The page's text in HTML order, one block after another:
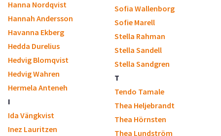
Hanna Nordqvist
Hannah Andersson
Havanna Ekberg
Hedda Durelius
Hedvig Blomqvist
Hedvig Wahren
Hermela Anteneh
I
Ida Vängkvist
Inez Lauritzen
Sofia Wallenborg
Sofie Marell
Stella Rahman
Stella Sandell
Stella Sandgren
T
Tendo Tamale
Thea Heljebrandt
Thea Hörnsten
Thea Lundström